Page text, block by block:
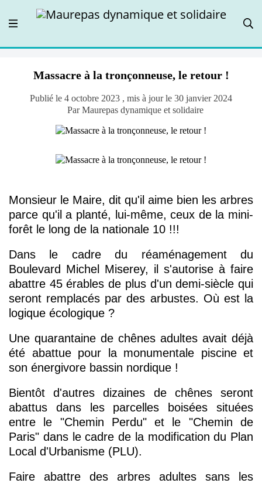
Massacre à la tronçonneuse, le retour !
Publié le 4 octobre 2023 , mis à jour le 30 janvier 2024
Par Maurepas dynamique et solidaire
Monsieur le Maire, dit qu'il aime bien les arbres
parce qu'il a planté, lui-même, ceux de la mini-
forêt le long de la nationale 10 !!!
Dans le cadre du réaménagement du
Boulevard Michel Miserey, il s'autorise à faire
abattre 45 érables de plus d'un demi-siècle qui
seront remplacés par des arbustes. Où est la
logique écologique ?
Une quarantaine de chênes adultes avait déjà
été abattue pour la monumentale piscine et
son énergivore bassin nordique !
Bientôt d'autres dizaines de chênes seront
abattus dans les parcelles boisées situées
entre le "Chemin Perdu" et le "Chemin de
Paris" dans le cadre de la modification du Plan
Local d'Urbanisme (PLU).
Faire abattre des arbres adultes sans les